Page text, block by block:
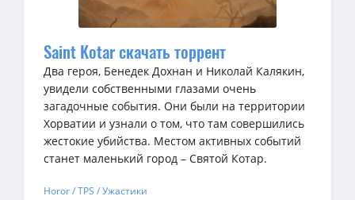
Saint Kotar скачать торрент
Два героя, Бенедек Дохнан и Николай Калякин,
увидели собственными глазами очень
загадочные события. Они были на территории
Хорватии и узнали о том, что там совершились
жестокие убийства. Местом активных событий
станет маленький город – Святой Котар.
Horor / TPS / Ужастики